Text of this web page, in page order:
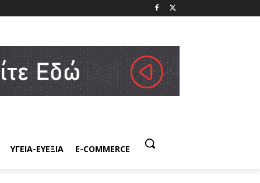
ΥΓΕΙΑ-ΕΥΕΞΙΑ E-COMMERCE